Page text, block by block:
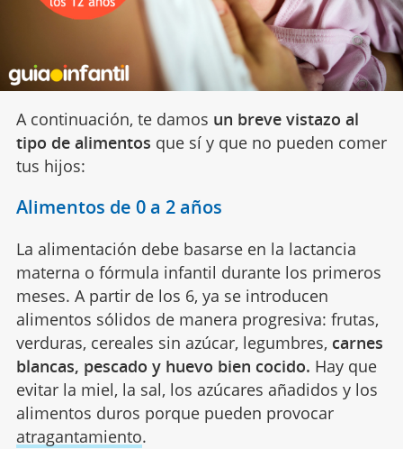
A continuación, te damos un breve vistazo al
tipo de alimentos que sí y que no pueden comer
tus hijos:
Alimentos de 0 a 2 años
La alimentación debe basarse en la lactancia
materna o fórmula infantil durante los primeros
meses. A partir de los 6, ya se introducen
alimentos sólidos de manera progresiva: frutas,
verduras, cereales sin azúcar, legumbres, carnes
blancas, pescado y huevo bien cocido. Hay que
evitar la miel, la sal, los azúcares añadidos y los
alimentos duros porque pueden provocar
atragantamiento.